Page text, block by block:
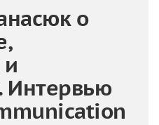
о
Интервью